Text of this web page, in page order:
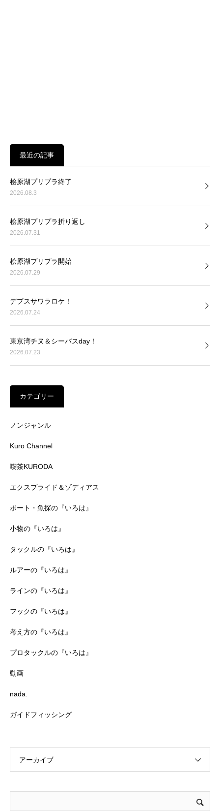
最近の記事
桧原湖プリプラ終了
2026.08.3
桧原湖プリプラ折り返し
2026.07.31
桧原湖プリプラ開始
2026.07.29
デプスサワラロケ！
2026.07.24
東京湾チヌ＆シーバスday！
2026.07.23
カテゴリー
ノンジャンル
Kuro Channel
喫茶KURODA
エクスプライド＆ゾディアス
ボート・魚探の『いろは』
小物の『いろは』
タックルの『いろは』
ルアーの『いろは』
ラインの『いろは』
フックの『いろは』
考え方の『いろは』
プロタックルの『いろは』
動画
nada.
ガイドフィッシング
アーカイブ